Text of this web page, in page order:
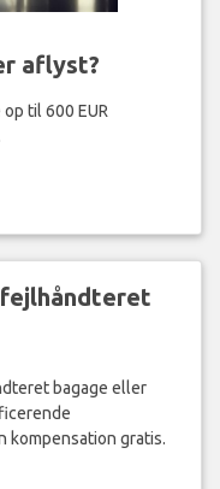
aflyst?
til 600 EUR
bagage eller
kompensation gratis.